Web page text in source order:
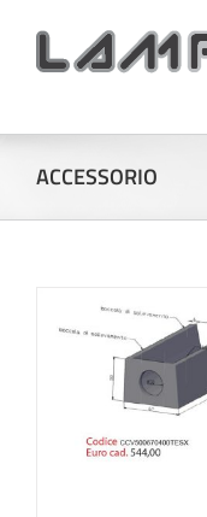
ACCESSORIO